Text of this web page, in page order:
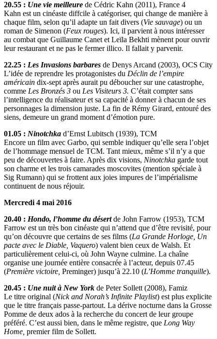
20.55 : Une vie meilleure de Cédric Kahn (2011), France 4
Kahn est un cinéaste diffcile à catégoriser, qui change de manière à
chaque film, selon qu’il adapte un fait divers (Vie sauvage) ou un
roman de Simenon (Feux rouges). Ici, il parvient à nous intéresser
au combat que Guillaume Canet et Leïla Bekhti mènent pour ouvrir
leur restaurant et ne pas le fermer illico. Il fallait y parvenir.
22.25 : Les Invasions barbares de Denys Arcand (2003), OCS City
L’idée de reprendre les protagonistes du Déclin de l’empire
américain dix-sept après aurait pu déboucher sur une catastrophe,
comme Les Bronzés 3 ou Les Visiteurs 3. C’était compter sans
l’intelligence du réalisateur et sa capacité à donner à chacun de ses
personnages la dimension juste. La fin de Rémy Girard, entouré des
siens, demeure un grand moment d’émotion pure.
01.05 : Ninotchka d’Ernst Lubitsch (1939), TCM
Encore un film avec Garbo, qui semble indiquer qu’elle sera l’objet
de l’hommage mensuel de TCM. Tant mieux, même s’il n’y a que
peu de découvertes à faire. Après dix visions, Ninotchka garde tout
son charme et les trois camarades moscovites (mention spéciale à
Sig Rumann) qui se frottent aux joies impures de l’impérialisme
continuent de nous réjouir.
Mercredi 4 mai 2016
20.40 : Hondo, l’homme du désertde John Farrow (1953), TCM
Farrow est un très bon cinéaste qui n’attend que d’être revisité, pour
qu’on découvre que certains de ses films (La Grande Horloge, Un
pacte avec le Diable, Vaquero) valent bien ceux de Walsh. Et
particulièrement celui-ci, où John Wayne culmine. La chaîne
organise une journée entière consacrée à l’acteur, depuis 07.45
(Première victoire, Preminger) jusqu’à 22.10 (L’Homme tranquille).
20.45 : Une nuit à New York de Peter Sollett (2008), Famiz
Le titre original (Nick and Norah’s Infinite Playlist) est plus explicite
que le titre français passe-partout. La dérive nocturne dans la Grosse
Pomme de deux ados à la recherche du concert de leur groupe
préféré. C’est aussi bien, dans le même registre, que Long Way
Home, premier film de Sollett.